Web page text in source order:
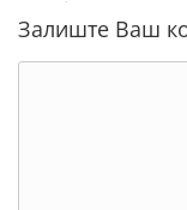
Залиште Ваш